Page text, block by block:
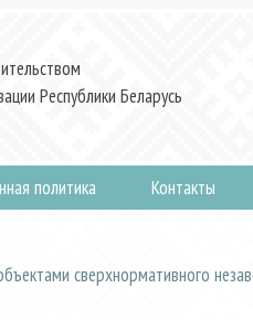
Республики Беларусь
политика Контакты
сверхнормативного